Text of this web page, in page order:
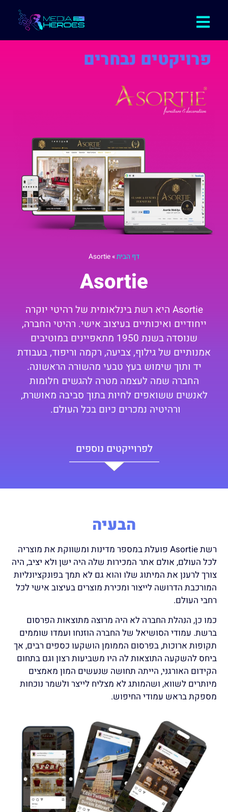
פרויקטים נבחרים
דף הבית»
Asortie
Asortie
Asortie היא רשת בינלאומית של רהיטי יוקרה
ייחודיים ואיכותיים בעיצוב אישי. רהיטי החברה,
שנוסדה בשנת 1950 מתאפיינים במוטיבים
אמנותיים שלגילוף, צביעה, רקמה וריפוד, בעבודת
יד ותוך שימוש בעץ טבעי מהשורה הראשונה.
החברה שמה לעצמה מטרה להגשים חלומות
לאנשים ששואפים לחיות בתוך סביבה מאושרת,
ורהיטיה נמכרים כיום בכל העולם.
לפרוייקטים נוספים
הבעיה
רשתAsortie פועלת במספר מדינות ומשווקת את מוצריה
לכל העולם, אולם אתר המכירות שלה היה ישן ולא יציב, היה
צורך לרענן את המיתוג שלו והוא גם לא תמך בפונקציונליות
המורכבת הדרושה לייצור ומכירת מוצרים בעיצוב אישי לכל
רחבי העולם.
כמו כן, הנהלת החברה לא היה מרוצה מתוצאות הפרסום
ברשת. עמודי הסושיאל של החברה הוזנחו ועמדו שוממים
תקופות ארוכות, בפרסום הממומן הושקעו כספים רבים, אך
ביחס להשקעה התוצאות לה היו משביעות רצון וגם בתחום
הקידום האורגני, הייתה תחושה שנעשים המון מאמצים
מיותרים לשווא, ושהמותג לא מצליח לייצר ולשמר נוכחות
מספקת בראש עמודי החיפוש.